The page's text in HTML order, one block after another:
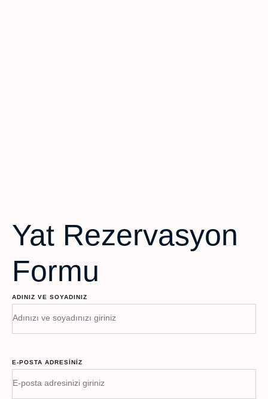
Yat Rezervasyon
Formu
ADINIZ VE SOYADINIZ
E-POSTA ADRESINIZ